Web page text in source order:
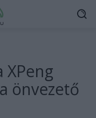
XPeng
önvezető